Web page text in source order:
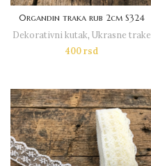
0rgandin traka rub 2cm S324
Dekorativni kutak, Ukrasne trake
400rsd